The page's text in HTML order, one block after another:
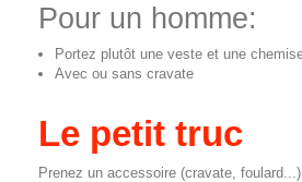
Pour un homme:
Portez plutôt une veste et une
Avec ou sans cravate
Le petit truc
Prenez un accessoire (cravate,